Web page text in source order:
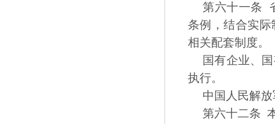
第六十一条
条例，结合实
相关配套制度。
国有企业、
执行。
中国人民解
第六十二条